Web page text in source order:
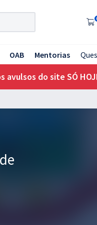
OAB Mentorias
avulsos do site SÓ